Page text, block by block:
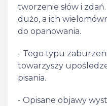
tworzenie słów i
dużo, a ich
do opanowania.
- Tego typu
towarzyszy
pisania.
- Opisane objawy